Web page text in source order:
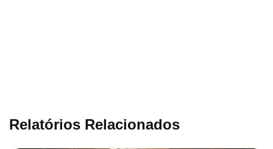
Relatórios Relacionados